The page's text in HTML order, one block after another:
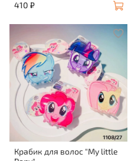
410 ₽
Крабик для волос "My little